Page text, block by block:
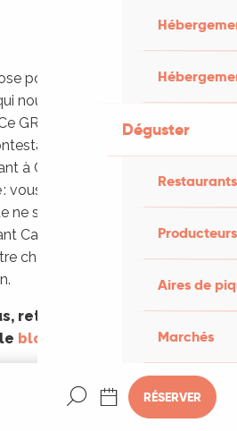
Déguster
Aires de
Marchés
RÉSERVER
Recherche
pour ces trois jours intenses,
nous ont conduit jusqu’ici
GR46, la voie de
un des plus
à Compostelle, parole de
serez subjugué !
ne s’arrête pas ici, vous
Cahors pour reprendre le
chemin de Saint Jacques
retrouvez cette aventure
blog Itinera Magica